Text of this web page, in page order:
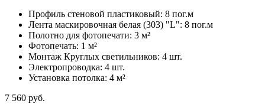
Профиль стеновой пластиковый: 8 пог.м
Лента маскировочная белая (303) "L": 8 пог.м
Полотно для фотопечати: 3 м²
Фотопечать: 1 м²
Монтаж Круглых светильников: 4 шт.
Электропроводка: 4 шт.
Установка потолка: 4 м²
7 560 руб.